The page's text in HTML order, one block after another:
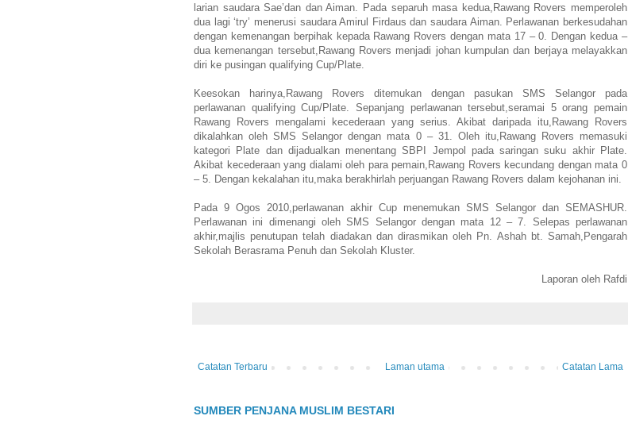
larian saudara Sae’dan dan Aiman. Pada separuh masa kedua,Rawang Rovers memperoleh
dua lagi ‘try’ menerusi saudara Amirul Firdaus dan saudara Aiman. Perlawanan berkesudahan
dengan kemenangan berpihak kepada Rawang Rovers dengan mata 17 – 0. Dengan kedua –
dua kemenangan tersebut,Rawang Rovers menjadi johan kumpulan dan berjaya melayakkan
diri ke pusingan qualifying Cup/Plate.
Keesokan harinya,Rawang Rovers ditemukan dengan pasukan SMS Selangor pada
perlawanan qualifying Cup/Plate. Sepanjang perlawanan tersebut,seramai 5 orang pemain
Rawang Rovers mengalami kecederaan yang serius. Akibat daripada itu,Rawang Rovers
dikalahkan oleh SMS Selangor dengan mata 0 – 31. Oleh itu,Rawang Rovers memasuki
kategori Plate dan dijadualkan menentang SBPI Jempol pada saringan suku akhir Plate.
Akibat kecederaan yang dialami oleh para pemain,Rawang Rovers kecundang dengan mata 0
– 5. Dengan kekalahan itu,maka berakhirlah perjuangan Rawang Rovers dalam kejohanan ini.
Pada 9 Ogos 2010,perlawanan akhir Cup menemukan SMS Selangor dan SEMASHUR.
Perlawanan ini dimenangi oleh SMS Selangor dengan mata 12 – 7. Selepas perlawanan
akhir,majlis penutupan telah diadakan dan dirasmikan oleh Pn. Ashah bt. Samah,Pengarah
Sekolah Berasrama Penuh dan Sekolah Kluster.
Laporan oleh Rafdi
Catatan Terbaru Catatan Lama
Laman utama
SUMBER PENJANA MUSLIM BESTARI